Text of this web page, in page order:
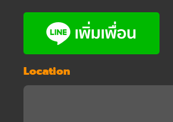
Location